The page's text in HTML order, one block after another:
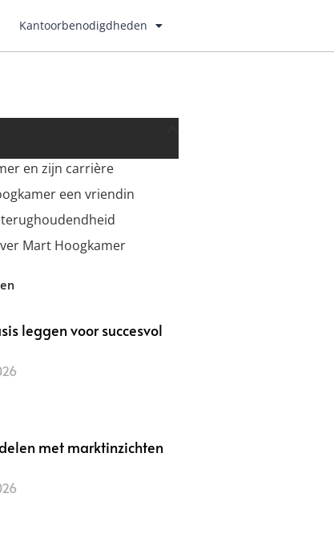
Kantoorbenodigdheden
en zijn carrière
een vriendin
Mart Hoogkamer
leggen voor succesvol
met marktinzichten